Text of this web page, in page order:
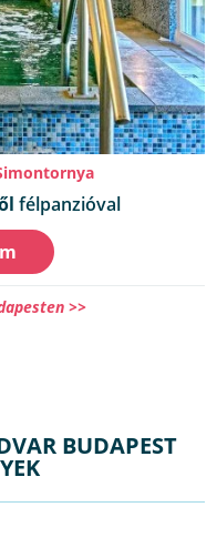
félpanzióval
>>
BUDAPEST